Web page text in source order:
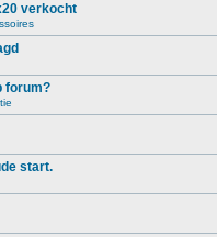
verkocht
forum?
start.